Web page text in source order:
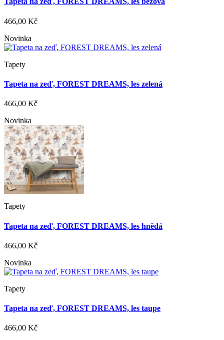
466,00 Kč
Novinka
Tapety
Tapeta na zeď, FOREST DREAMS, les zelená
466,00 Kč
Novinka
Tapety
Tapeta na zeď, FOREST DREAMS, les hnědá
466,00 Kč
Novinka
Tapety
Tapeta na zeď, FOREST DREAMS, les taupe
466,00 Kč